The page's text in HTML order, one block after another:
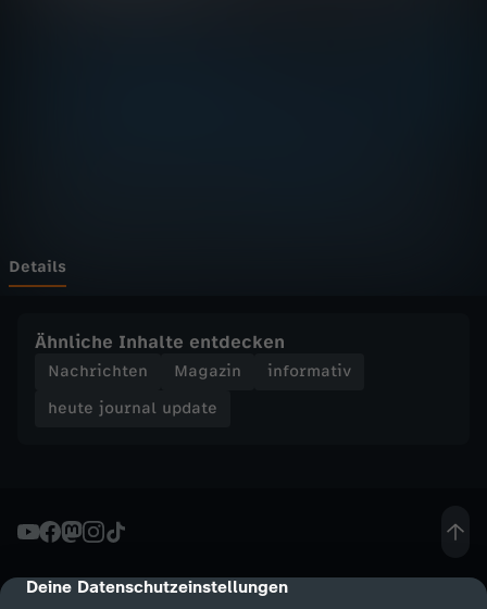
cmp-dialog-description
Deine Datenschutzeinstellungen
u
p
d
e
-
Details
Ähnliche Inhalte entdecken
Nachrichten Magazin
informativ
heute journal update